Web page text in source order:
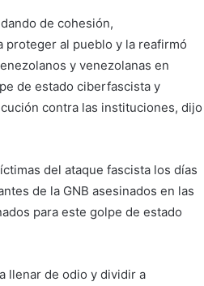
de cohesión,
proteger al pueblo y la reafirmó
y venezolanas en
de estado ciberfascista y
contra las instituciones, dijo
del ataque fascista los días
de la GNB asesinados en las
para este golpe de estado
llenar de odio y dividir a